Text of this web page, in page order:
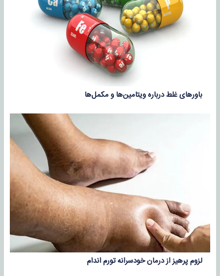
باورهای غلط درباره ویتامین‌ها و مکمل‌ها
لزوم پرهیز از درمان خودسرانه تورم اندام